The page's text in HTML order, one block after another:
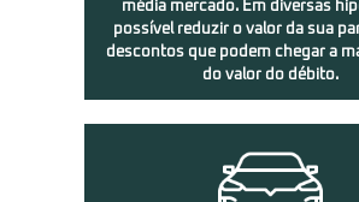
média mercado. Em diversas
possível reduzir o valor da sua
descontos que podem chegar a
do valor do débito.